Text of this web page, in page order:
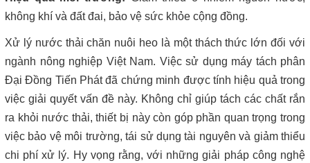
không khí và đất đai, bảo vệ sức khỏe cộng đồng.
Xử lý nước thải chăn nuôi heo là một thách thức lớn đối với
ngành nông nghiệp Việt Nam. Việc sử dụng máy tách phân
Đại Đồng Tiến Phát đã chứng minh được tính hiệu quả trong
việc giải quyết vấn đề này. Không chỉ giúp tách các chất rắn
ra khỏi nước thải, thiết bị này còn góp phần quan trọng trong
việc bảo vệ môi trường, tái sử dụng tài nguyên và giảm thiểu
chi phí xử lý. Hy vọng rằng, với những giải pháp công nghệ